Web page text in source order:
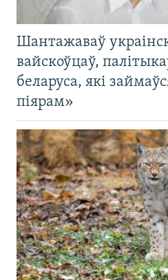
Шантажаваў
вайскоўцаў,
беларуса, які
піярам»